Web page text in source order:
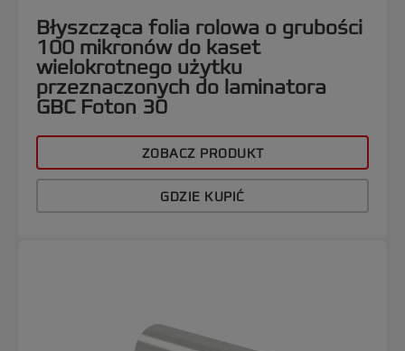
Błyszcząca folia rolowa o grubości
100 mikronów do kaset
wielokrotnego użytku
przeznaczonych do laminatora
GBC Foton 30
ZOBACZ PRODUKT
GDZIE KUPIĆ